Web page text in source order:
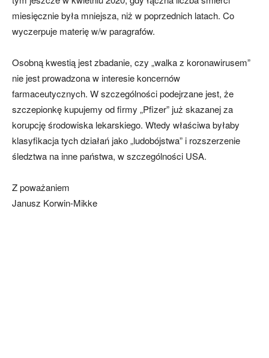
miesięcznie była mniejsza, niż w poprzednich latach. Co
wyczerpuje materię w/w paragrafów.
Osobną kwestią jest zbadanie, czy „walka z koronawirusem”
nie jest prowadzona w interesie koncernów
farmaceutycznych. W szczególności podejrzane jest, że
szczepionkę kupujemy od firmy „Pfizer” już skazanej za
korupcję środowiska lekarskiego. Wtedy właściwa byłaby
klasyfikacja tych działań jako „ludobójstwa” i rozszerzenie
śledztwa na inne państwa, w szczególności USA.
Z poważaniem
Janusz Korwin-Mikke